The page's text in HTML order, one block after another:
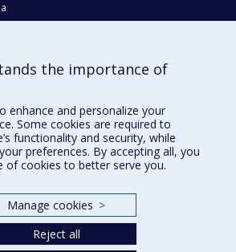
the importance of
enhance and personalize your
Some cookies are required to
functionality and security, while
preferences. By accepting all, you
of cookies to better serve you.
Manage cookies >
Reject all